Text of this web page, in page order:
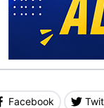
Facebook